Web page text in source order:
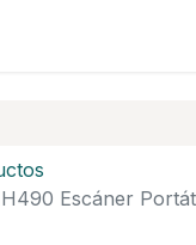
Escáner